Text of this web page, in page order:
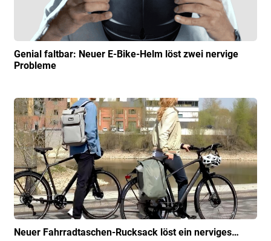
Genial faltbar: Neuer E-Bike-Helm löst zwei nervige
Probleme
Neuer Fahrradtaschen-Rucksack löst ein nerviges…